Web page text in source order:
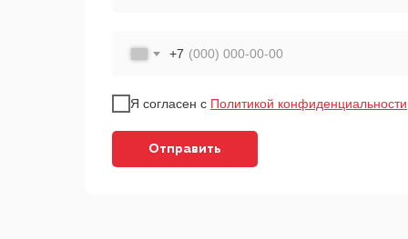
+7
Я согласен с Политикой конфиденциальности
Отправить